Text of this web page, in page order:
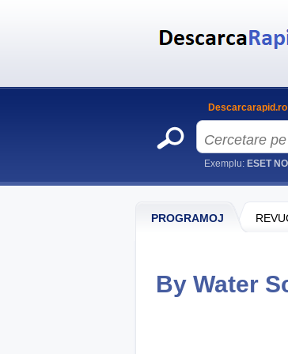
PROGRAMOJ
By Water
Descarcarapid.ro
Exemplu: ESET